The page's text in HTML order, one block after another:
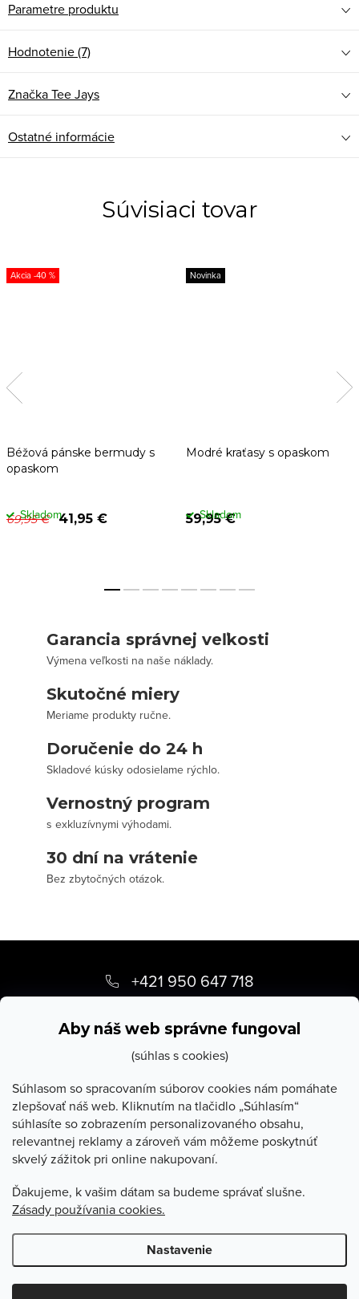
Aby náš web správne fungoval
(súhlas s cookies)
Súhlasom so spracovaním súborov cookies nám pomáhate
zlepšovať náš web. Kliknutím na tlačidlo „Súhlasím“
súhlasíte so zobrazením personalizovaného obsahu,
relevantnej reklamy a zároveň vám môžeme poskytnúť
skvelý zážitok pri online nakupovaní.
Ďakujeme, k vašim dátam sa budeme správať slušne.
Zásady používania cookies.
Nastavenie
Parametre produktu
Hodnotenie (7)
ZnačkaTee Jays
Ostatné informácie
Súvisiaci tovar
-40 %
Béžová pánske bermudy s
opaskom
69,95 € 41,95 €
Skladom
Novinka
Modré kraťasy s opaskom
59,95 €
Skladom
Garancia správnej veľkosti
Výmena veľkosti na naše náklady.
Skutočné miery
Meriame produkty ručne.
Doručenie do 24 h
Skladové kúsky odosielame rýchlo.
Vernostný program
s exkluzívnymi výhodami.
30 dní na vrátenie
Bez zbytočných otázok.
p
+421 950 647 718
O Stevula
Poradňa
Copyright 2026Stevula.sk. Všetky práva vyhradené.Upraviť
nastavenie cookies